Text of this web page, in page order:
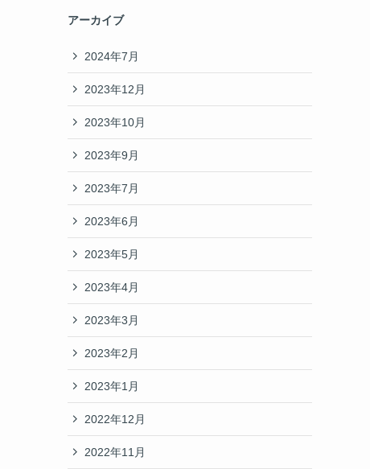
アーカイブ
2024年7月
2023年12月
2023年10月
2023年9月
2023年7月
2023年6月
2023年5月
2023年4月
2023年3月
2023年2月
2023年1月
2022年12月
2022年11月